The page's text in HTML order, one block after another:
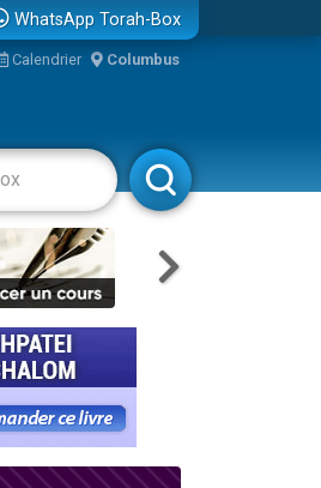
WhatsApp Torah-Box
Calendrier Columbus
Rabbanim